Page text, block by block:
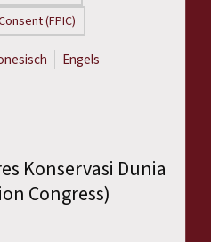
(FPIC)
Engels
Konservasi Dunia
Congress)